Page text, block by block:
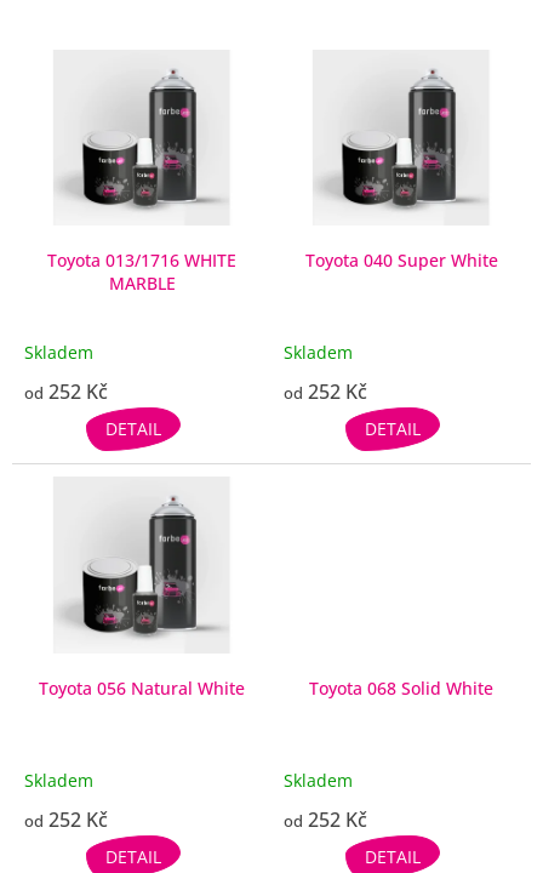
ů
Toyota 013/1716 WHITE
MARBLE
Skladem
od 252 Kč
DETAIL
Toyota 040 Super White
Skladem
od 252 Kč
DETAIL
Toyota 056 Natural White
Skladem
od 252 Kč
DETAIL
Toyota 068 Solid White
Skladem
od 252 Kč
DETAIL